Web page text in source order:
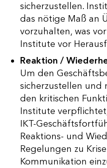
sicherzustellen.
das nötige Maß an
vorzuhalten, was
Institute vor
Reaktion /
Um den
sicherzustellen und
den kritischen
Institute
IKT-
Reaktions- und
Regelungen zu
Kommunikation